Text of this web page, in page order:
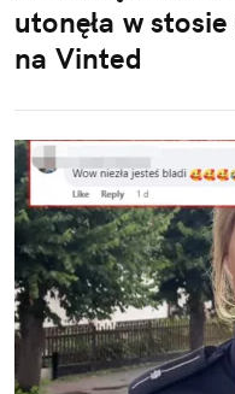
utonęła w
na Vinted